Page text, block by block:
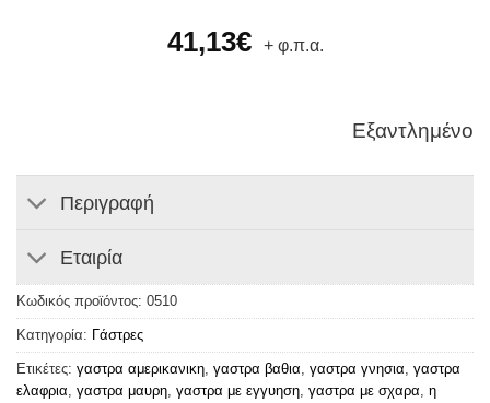
41,13€ + φ.π.α.
Εξαντλημένο
Περιγραφή
Εταιρία
Κωδικός προϊόντος: 0510
Κατηγορία: Γάστρες
Ετικέτες: γαστρα αμερικανικη, γαστρα βαθια, γαστρα γνησια, γαστρα
ελαφρια, γαστρα μαυρη, γαστρα με εγγυηση, γαστρα με σχαρα, η